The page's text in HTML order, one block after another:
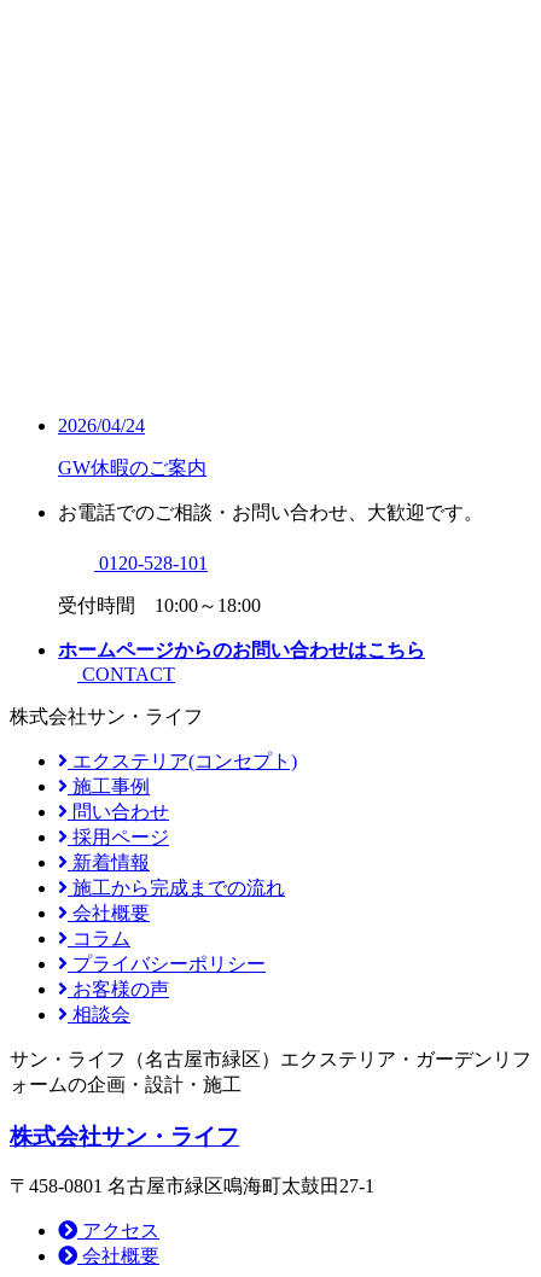
2026/04/24
GW休暇のご案内
お電話でのご相談・お問い合わせ、大歓迎です。
0120-528-101
受付時間 10:00～18:00
ホームページからのお問い合わせはこちら
CONTACT
株式会社サン・ライフ
エクステリア(コンセプト)
施工事例
問い合わせ
採用ページ
新着情報
施工から完成までの流れ
会社概要
コラム
プライバシーポリシー
お客様の声
相談会
サン・ライフ（名古屋市緑区）エクステリア・ガーデンリフ
ォームの企画・設計・施工
株式会社サン・ライフ
〒458-0801 名古屋市緑区鳴海町太鼓田27-1
アクセス
会社概要